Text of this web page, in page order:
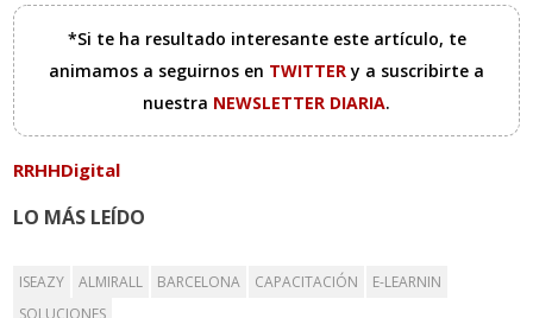
*Si te ha resultado interesante este artículo, te
animamos a seguirnos en TWITTERy a suscribirte a
nuestra NEWSLETTER DIARIA.
RRHHDigital
LO MÁS LEÍDO
ISEAZY ALMIRALL BARCELONA CAPACITACIÓN
E-LEARNIN